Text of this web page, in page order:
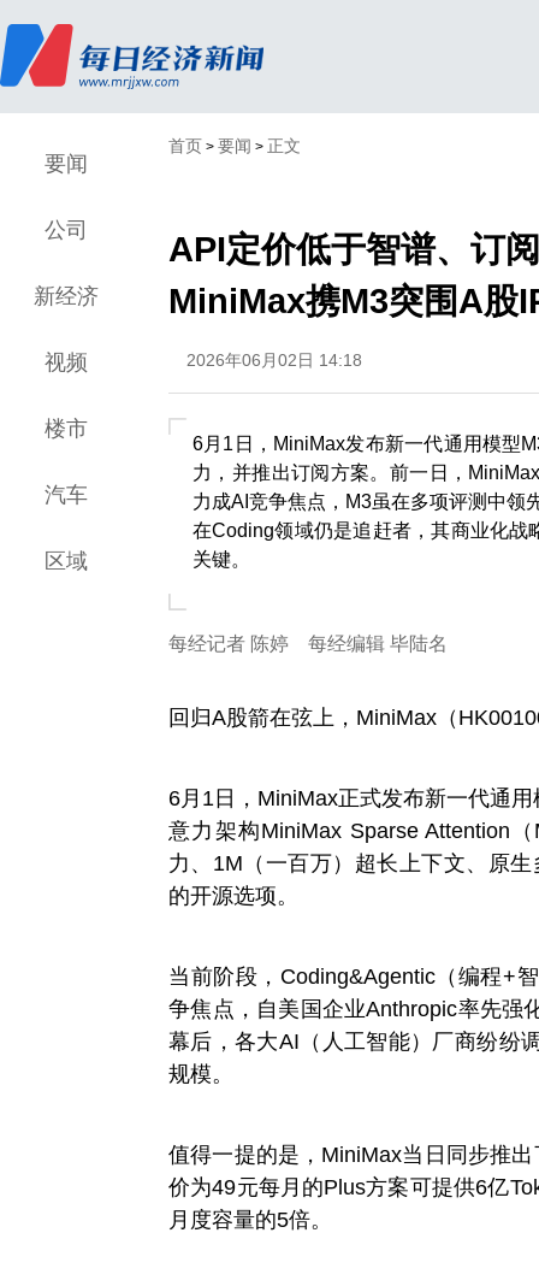
要闻
公司
新经济
视频
楼市
汽车
区域
首页 > 要闻 > 正文
API定价低于智谱、订
MiniMax携M3突围A股
2026年06月02日 14:18
6月1日，MiniMax发布新一代通用模型
力，并推出订阅方案。前一日，
力成AI竞争焦点，M3虽在多项评测中领
在Coding领域仍是追赶者，其商业化
关键。
每经记者 陈婷 每经编辑 毕陆名
回归A股箭在弦上，MiniMax（
6月1日，MiniMax正式发布新一代通
意力架构MiniMax Sparse Attention
力、1M（一百万）超长上下文、原
的开源选项。
当前阶段，Coding&Agentic（编程+
争焦点，自美国企业Anthropic率先强
幕后，各大AI（人工智能）厂商纷纷
规模。
值得一提的是，MiniMax当日同步推
价为49元每月的Plus方案可提供6亿
月度容量的5倍。